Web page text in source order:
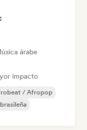
árabe
impacto
/ Afropop